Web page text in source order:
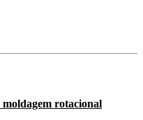
rotacional